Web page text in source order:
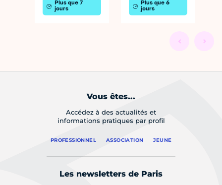
Plus que 7
jours
Plus que 6
jours
Vous êtes...
Accédez à des actualités et
informations pratiques par profil
PROFESSIONNEL ASSOCIATION JEUNE
Les newsletters de Paris